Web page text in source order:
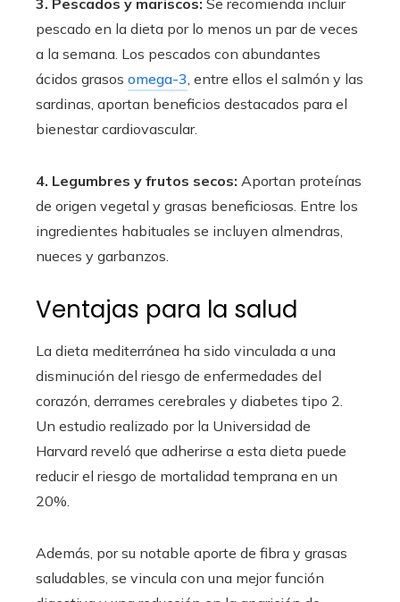
3. Pescados y mariscos: Se recomienda incluir
pescado en la dieta por lo menos un par de veces
a la semana. Los pescados con abundantes
ácidos grasos omega-3, entre ellos el salmón y las
sardinas, aportan beneficios destacados para el
bienestar cardiovascular.
4. Legumbres y frutos secos: Aportan proteínas
de origen vegetal y grasas beneficiosas. Entre los
ingredientes habituales se incluyen almendras,
nueces y garbanzos.
Ventajas para la salud
La dieta mediterránea ha sido vinculada a una
disminución del riesgo de enfermedades del
corazón, derrames cerebrales y diabetes tipo 2.
Un estudio realizado por la Universidad de
Harvard reveló que adherirse a esta dieta puede
reducir el riesgo de mortalidad temprana en un
20%.
Además, por su notable aporte de fibra y grasas
saludables, se vincula con una mejor función